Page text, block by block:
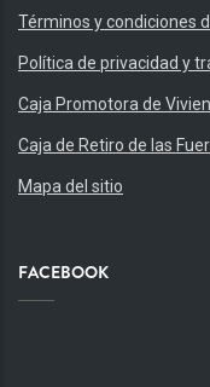
Términos y condiciones
Política de privacidad y
Caja Promotora de
Caja de Retiro de las
Mapa del sitio
FACEBOOK